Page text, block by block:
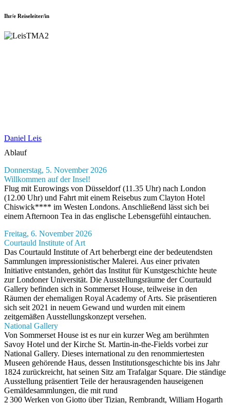
Ihr/e Reiseleiter/in
Daniel Leis
Ablauf
Donnerstag, 5. November 2026
Willkommen auf der Insel!
Flug mit Eurowings von Düsseldorf (11.35 Uhr) nach London
(12.00 Uhr) und Fahrt mit einem Reisebus zum Clayton Hotel
Chiswick**** im Westen Londons. Anschließend lässt sich bei
einem Afternoon Tea in das englische Lebensgefühl eintauchen.
Freitag, 6. November 2026
Courtauld Institute of Art
Das Courtauld Institute of Art beherbergt eine der bedeutendsten
Sammlungen impressionistischer Malerei. Aus einer privaten
Initiative entstanden, gehört das Institut für Kunstgeschichte heute
zur Londoner Universität. Die Ausstellungsräume der Courtauld
Gallery befinden sich in Sommerset House, teilweise in den
Räumen der ehemaligen Royal Academy of Arts. Sie präsentieren
sich seit 2021 in neuem Gewand und wurden mit einem
zeitgemäßen Ausstellungskonzept versehen.
National Gallery
Von Sommerset House ist es nur ein kurzer Weg am berühmten
Savoy Hotel und der Kirche St. Martin-in-the-Fields vorbei zur
National Gallery. Dieses international zu den renommiertesten
Museen gehörende Haus, dessen Institutionsgeschichte bis ins Jahr
1824 zurückreicht, hat seinen Sitz am Trafalgar Square. Die ständige
Ausstellung präsentiert Teile der herausragenden hauseigenen
Gemäldesammlungen, die mit rund
2 300 Werken von Giotto über Tizian, Rembrandt, William Hogarth